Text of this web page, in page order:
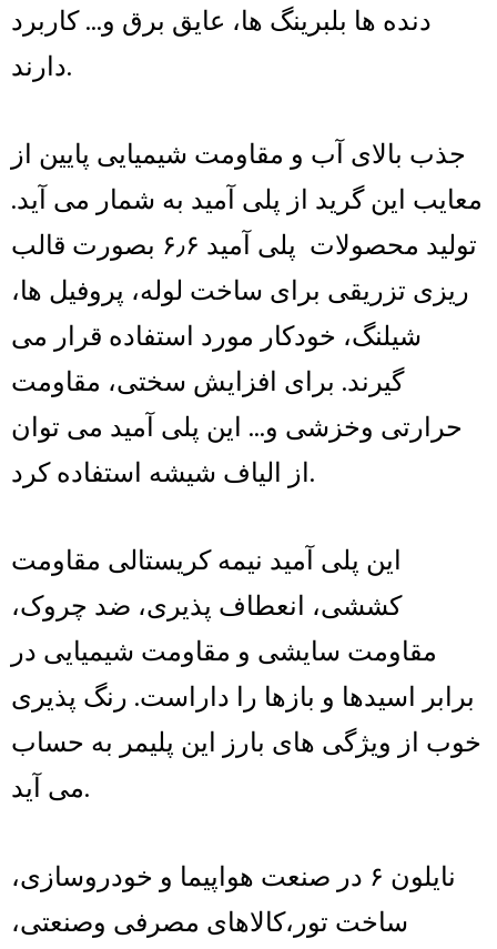
دنده ها بلبرینگ ها، عایق برق و… کاربرد
دارند.
جذب بالای آب و مقاومت شیمیایی پایین از
معایب این گرید از پلی آمید به شمار می آید.
تولید محصولات پلی آمید ۶٫۶ بصورت قالب
ریزی تزریقی برای ساخت لوله، پروفیل ها،
شیلنگ، خودکار مورد استفاده قرار می
گیرند. برای افزایش سختی، مقاومت
حرارتی وخزشی و… این پلی آمید می توان
از الیاف شیشه استفاده کرد.
این پلی آمید نیمه کریستالی مقاومت
کششی، انعطاف پذیری، ضد چروک،
مقاومت سایشی و مقاومت شیمیایی در
برابر اسیدها و بازها را داراست. رنگ پذیری
خوب از ویژگی های بارز این پلیمر به حساب
می آید.
نایلون ۶ در صنعت هواپیما و خودروسازی،
ساخت تور،کالاهای مصرفی وصنعتی،